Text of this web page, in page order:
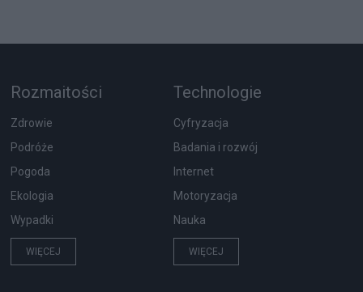
Rozmaitości
Zdrowie
Podróże
Pogoda
Ekologia
Wypadki
WIĘCEJ
Technologie
Cyfryzacja
Badania i rozwój
Internet
Motoryzacja
Nauka
WIĘCEJ